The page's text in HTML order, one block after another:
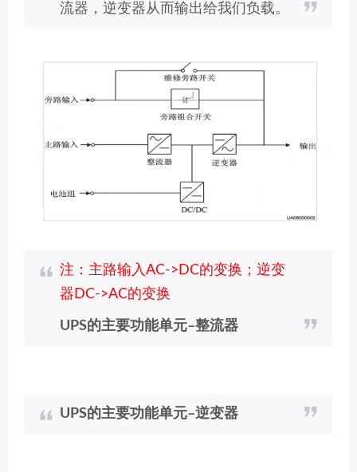
流器，逆变器从而输出给我们负载。
注：主路输入AC->DC的变换；逆变
器DC->AC的变换
UPS的主要功能单元–整流器
UPS的主要功能单元–逆变器